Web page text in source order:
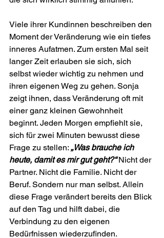
Viele ihrer Kundinnen beschreiben den
Moment der Veränderung wie ein tiefes
inneres Aufatmen. Zum ersten Mal seit
langer Zeit erlauben sie sich, sich
selbst wieder wichtig zu nehmen und
ihren eigenen Weg zu gehen. Sonja
zeigt ihnen, dass Veränderung oft mit
einer ganz kleinen Gewohnheit
beginnt. Jeden Morgen empfiehlt sie,
sich für zwei Minuten bewusst diese
Frage zu stellen: „Was brauche ich
heute, damit es mir gut geht?“ Nicht der
Partner. Nicht die Familie. Nicht der
Beruf. Sondern nur man selbst. Allein
diese Frage verändert bereits den Blick
auf den Tag und hilft dabei, die
Verbindung zu den eigenen
Bedürfnissen wiederzufinden.